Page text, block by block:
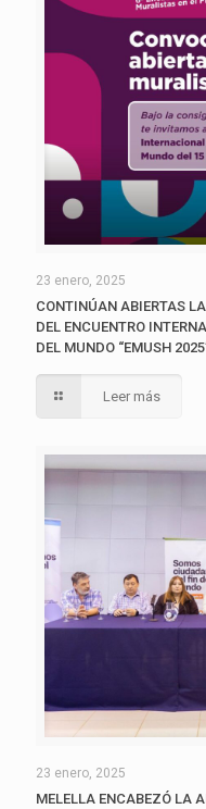
23 enero, 2025
CONTINÚAN ABIERTAS
DEL ENCUENTRO
DEL MUNDO “EMUSH
Leer más
23 enero, 2025
MELELLA ENCABEZÓ LA